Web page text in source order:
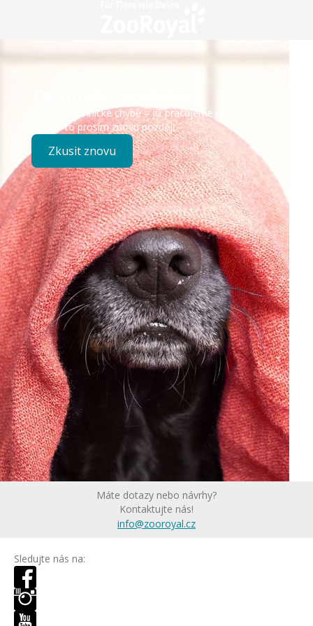
Došlo k technické chybě – již pracujeme na opravě.
Zkuste to prosím znovu později.
Zkusit znovu
Máte dotazy nebo návrhy?
Kontaktujte nás!
info@zooroyal.cz
Sledujte nás na: